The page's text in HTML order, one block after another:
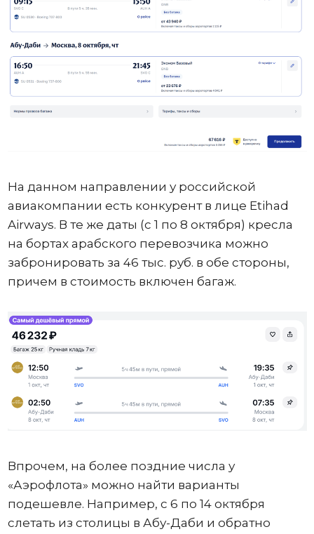
На данном направлении у российской
авиакомпании есть конкурент в лице Etihad
Airways. В те же даты (с 1 по 8 октября) кресла
на бортах арабского перевозчика можно
забронировать за 46 тыс. руб. в обе стороны,
причем в стоимость включен багаж.
Впрочем, на более поздние числа у
«Аэрофлота» можно найти варианты
подешевле. Например, с 6 по 14 октября
слетать из столицы в Абу-Даби и обратно